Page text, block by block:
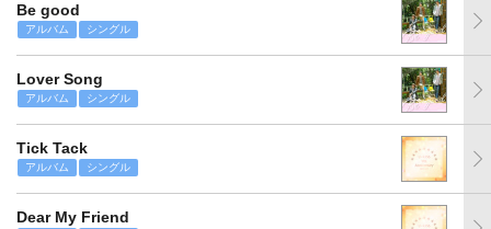
Be good
アルバム シングル
Lover Song
アルバム シングル
Tick Tack
アルバム シングル
Dear My Friend